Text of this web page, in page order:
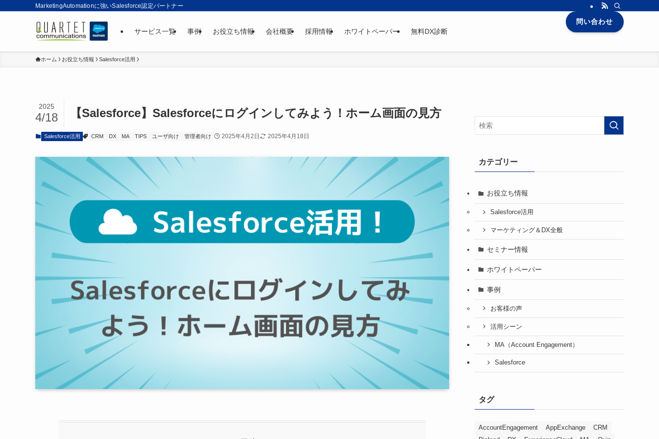
MarketingAutomationに強いSalesforce認定パートナー
サービス一覧 事例 お役立ち情報 会社概要 採用情報 ホワイトペーパー 無料DX診断
問い合わせ
ホーム お役立ち情報 Salesforce活用
【Salesforce】Salesforceにログインしてみよう！ホーム画面の見方
2025
4/18
Salesforce活用 CRM DX MA TIPS ユーザ向け 管理者向け 2025年4月2日 2025年4月18日
カテゴリー
お役立ち情報
Salesforce活用
マーケティング＆DX全般
セミナー情報
ホワイトペーパー
事例
お客様の声
活用シーン
MA（Account Engagement）
Salesforce
タグ
AccountEngagement AppExchange
CRM